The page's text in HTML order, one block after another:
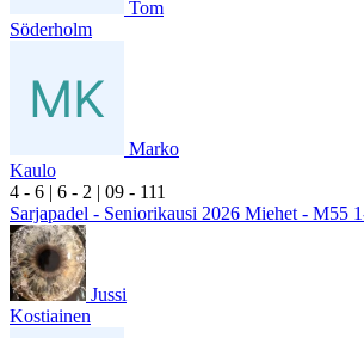
Tom
Söderholm
Marko
Kaulo
4 - 6 | 6 - 2 | 09 - 111
Sarjapadel - Seniorikausi 2026 Miehet - M55
Jussi
Kostiainen